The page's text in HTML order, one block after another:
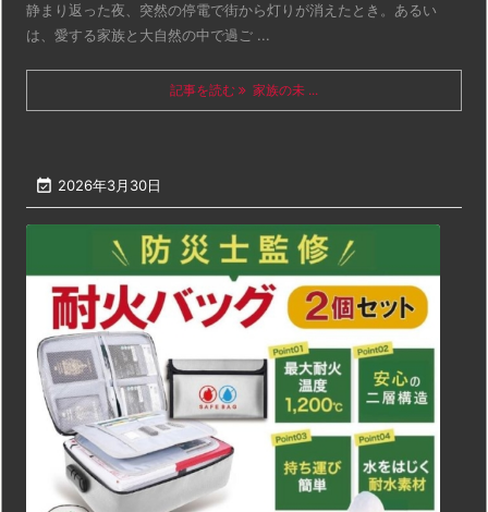
静まり返った夜、突然の停電で街から灯りが消えたとき。あるい
は、愛する家族と大自然の中で過ご ...
記事を読む 家族の未 ...
 2026年3月30日